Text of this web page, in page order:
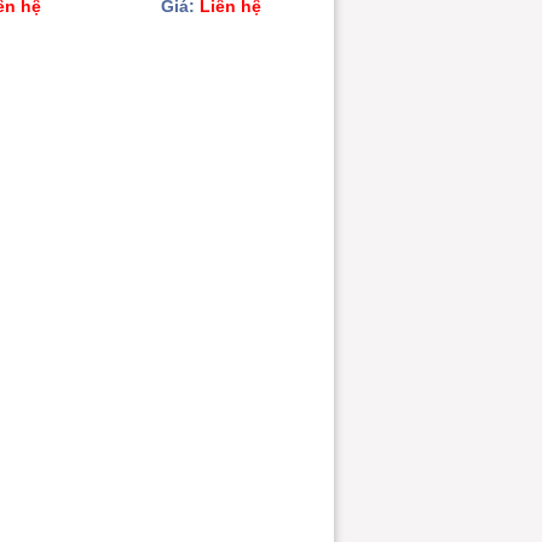
hệ Giá: Liên hệ